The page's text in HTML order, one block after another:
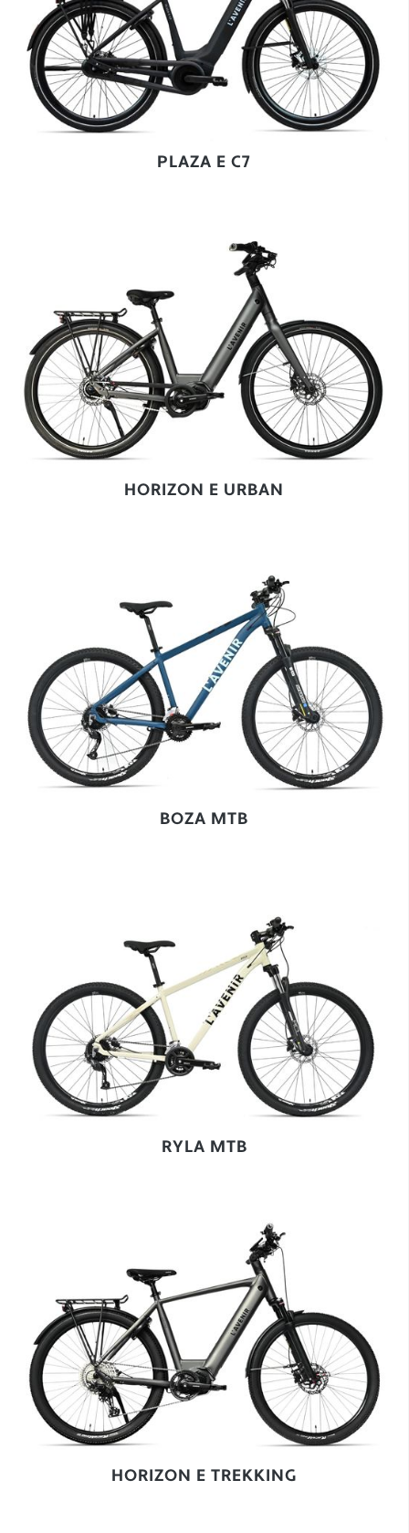
PLAZA E C7
HORIZON E URBAN
BOZA MTB
RYLA MTB
HORIZON E TREKKING